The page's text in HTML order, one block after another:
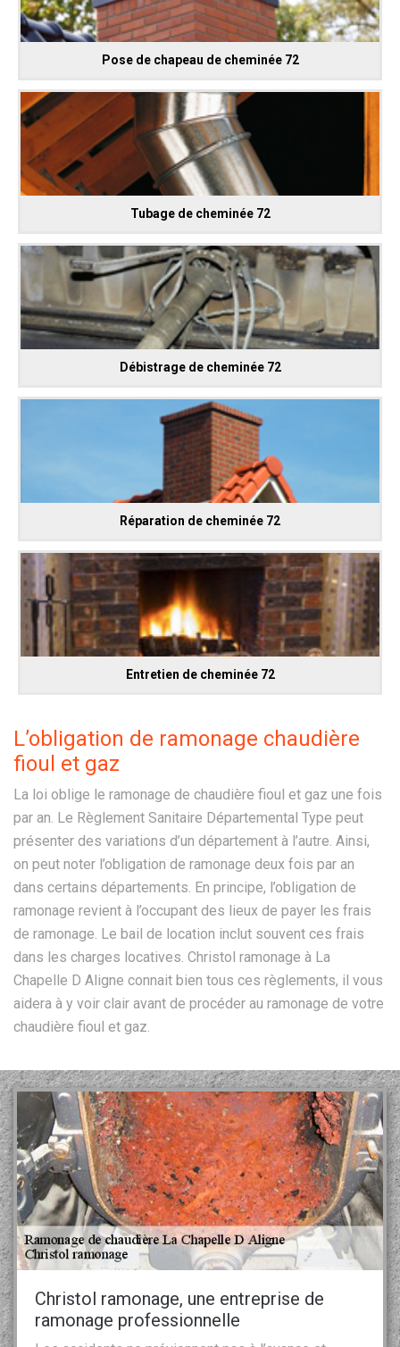
Pose de chapeau de cheminée 72
Tubage de cheminée 72
Débistrage de cheminée 72
Réparation de cheminée 72
Entretien de cheminée 72
L’obligation de ramonage chaudière
fioul et gaz
La loi oblige le ramonage de chaudière fioul et gaz une fois
par an. Le Règlement Sanitaire Départemental Type peut
présenter des variations d’un département à l’autre. Ainsi,
on peut noter l’obligation de ramonage deux fois par an
dans certains départements. En principe, l’obligation de
ramonage revient à l’occupant des lieux de payer les frais
de ramonage. Le bail de location inclut souvent ces frais
dans les charges locatives. Christol ramonage à La
Chapelle D Aligne connait bien tous ces règlements, il vous
aidera à y voir clair avant de procéder au ramonage de votre
chaudière fioul et gaz.
Christol ramonage, une entreprise de
ramonage professionnelle